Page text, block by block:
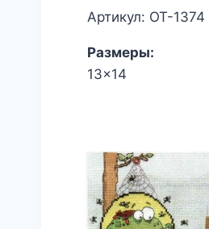
Артикул: ОТ-1374
Размеры:
13x14